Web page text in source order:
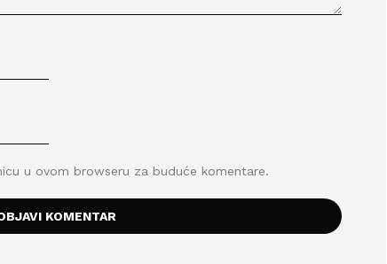
u ovom browseru za buduće komentare.